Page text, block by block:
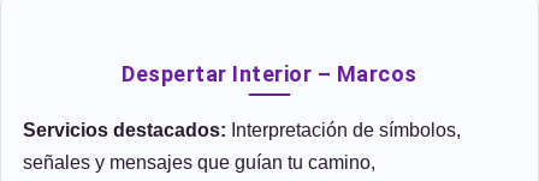
Despertar Interior – Marcos
Servicios destacados: Interpretación de símbolos,
señales y mensajes que guían tu camino,